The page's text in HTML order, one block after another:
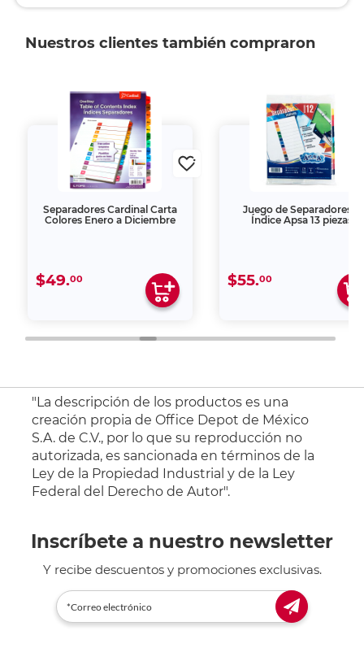
Nuestros clientes también compraron
Separadores Cardinal Carta
Colores Enero a Diciembre
$49.00
Juego de Separadores e
Índice Apsa 13 piezas
$55.00
"La descripción de los productos es una
creación propia de Office Depot de México
S.A. de C.V., por lo que su reproducción no
autorizada, es sancionada en términos de la
Ley de la Propiedad Industrial y de la Ley
Federal del Derecho de Autor".
Inscríbete a nuestro newsletter
Y recibe descuentos y promociones exclusivas.